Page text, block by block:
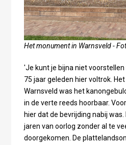
Het monument in Warnsveld -
'Je kunt je bijna niet
75 jaar geleden hier voltrok.
Warnsveld was het
in de verte reeds hoorbaar.
hier dat de bevrijding nabij
jaren van oorlog zonder al te
doorgekomen. De